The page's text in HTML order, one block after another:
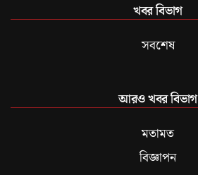
খবর বিভাগ
সবশেষ
আরও খবর বিভাগ
মতামত
বিজ্ঞাপন